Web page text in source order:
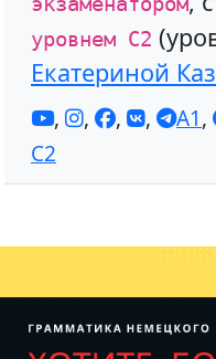
уровнем С2
Екатериной
, , , , A1,
C2